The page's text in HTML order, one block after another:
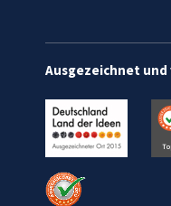
Ausgezeichnet